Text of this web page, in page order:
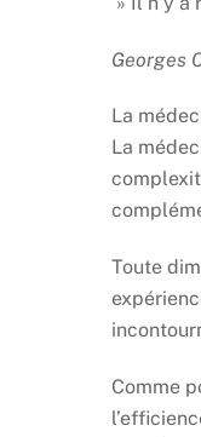
Georges
La
La
Toute
Comme